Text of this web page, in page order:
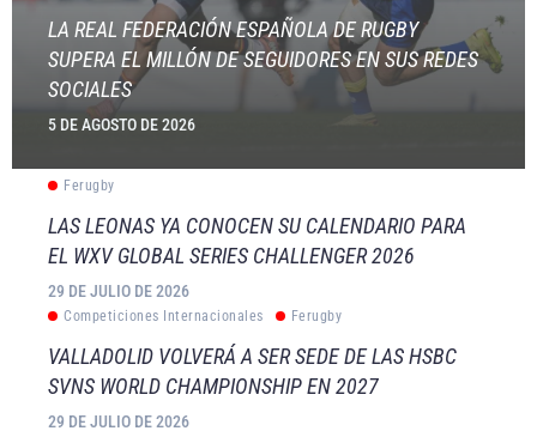
LA REAL FEDERACIÓN ESPAÑOLA DE RUGBY
SUPERA EL MILLÓN DE SEGUIDORES EN SUS REDES
SOCIALES
5 DE AGOSTO DE 2026
Ferugby
LAS LEONAS YA CONOCEN SU CALENDARIO PARA
EL WXV GLOBAL SERIES CHALLENGER 2026
29 DE JULIO DE 2026
Competiciones Internacionales Ferugby
VALLADOLID VOLVERÁ A SER SEDE DE LAS HSBC
SVNS WORLD CHAMPIONSHIP EN 2027
29 DE JULIO DE 2026